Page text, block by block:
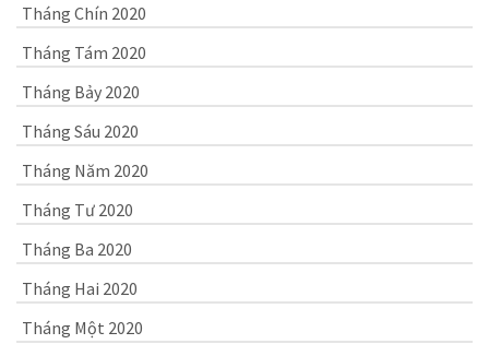
Tháng Chín 2020
Tháng Tám 2020
Tháng Bảy 2020
Tháng Sáu 2020
Tháng Năm 2020
Tháng Tư 2020
Tháng Ba 2020
Tháng Hai 2020
Tháng Một 2020